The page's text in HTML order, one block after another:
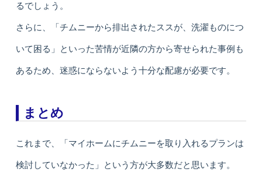
るでしょう。
さらに、「チムニーから排出されたススが、洗濯ものにつ
いて困る」といった苦情が近隣の方から寄せられた事例も
あるため、迷惑にならないよう十分な配慮が必要です。
まとめ
これまで、「マイホームにチムニーを取り入れるプランは
検討していなかった」という方が大多数だと思います。